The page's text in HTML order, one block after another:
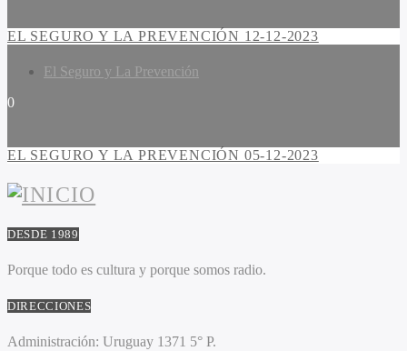
EL SEGURO Y LA PREVENCIÓN 12-12-2023
El Seguro y La Prevención
0
EL SEGURO Y LA PREVENCIÓN 05-12-2023
DESDE 1989
Porque todo es cultura y porque somos radio.
DIRECCIONES
Administración: Uruguay 1371 5° P.